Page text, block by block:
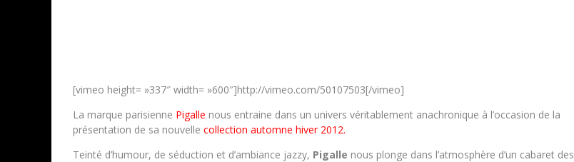
[vimeo height= »337″ width= »600″]http://vimeo.com/50107503[/vimeo]
La marque parisienne Pigalle nous entraine dans un univers véritablement anachronique à l’occasion de la
présentation de sa nouvelle collection automne hiver 2012.
Teinté d’humour, de séduction et d’ambiance jazzy, Pigalle nous plonge dans l’atmosphère d’un cabaret des